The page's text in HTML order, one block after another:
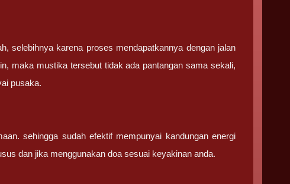
selebihnya karena proses mendapatkannya dengan jalan
maka mustika tersebut tidak ada pantangan sama sekali,
pusaka.
sehingga sudah efektif mempunyai kandungan energi
dan jika menggunakan doa sesuai keyakinan anda.